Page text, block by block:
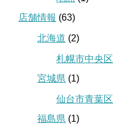
店舗情報 (63)
北海道 (2)
札幌市中央区
宮城県 (1)
仙台市青葉区
福島県 (1)